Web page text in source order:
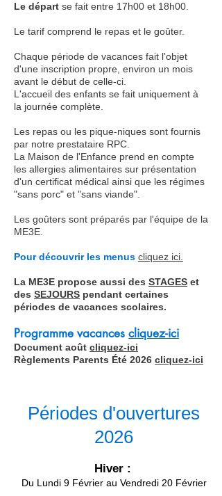
Le départ se fait entre 17h00 et 18h00.
Le tarif comprend le repas et le goûter.
Chaque période de vacances fait l'objet
d'une inscription propre, environ un mois
avant le début de celle-ci.
L'accueil des enfants se fait uniquement à
la journée complète.
Les repas ou les pique-niques sont fournis
par notre prestataire RPC.
La Maison de l'Enfance prend en compte
les allergies alimentaires sur présentation
d'un certificat médical ainsi que les régimes
"sans porc" et "sans viande".
Les goûters sont préparés par l'équipe de la
ME3E.
Pour découvrir les menus cliquez ici.
La ME3E propose aussi des STAGES et
des SEJOURS pendant certaines
périodes de vacances scolaires.
Programme vacances cliquez-ici
Document août cliquez-ici
Règlements Parents Été 2026 cliquez-ici
Périodes d'ouvertures
2026
Hiver :
Du Lundi 9 Février au Vendredi 20 Février